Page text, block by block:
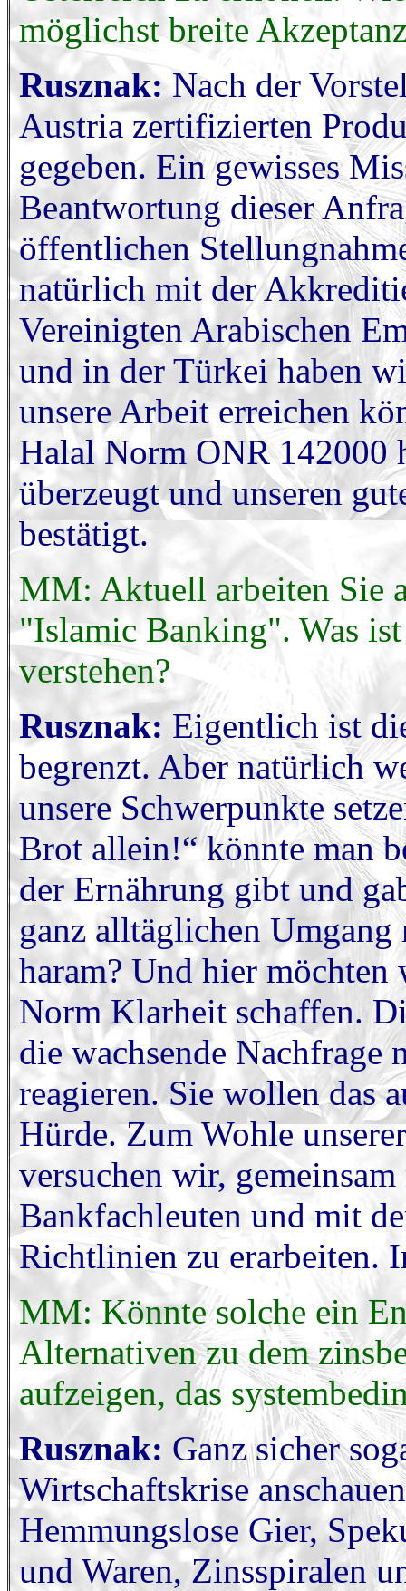
möglichst breite
Rusznak:Nach der
Austria zertifizierten
gegeben. Ein gewisses
Beantwortung dieser
öffentlichen
natürlich mit der
Vereinigten Arabischen
und in der Türkei haben
unsere Arbeit erreichen
Halal Norm ONR 142000
überzeugt und unseren
bestätigt.
MM: Aktuell arbeiten Sie
"Islamic Banking". Was
verstehen?
Rusznak: Eigentlich ist
begrenzt. Aber natürlich
unsere Schwerpunkte
Brot allein!“ könnte man
der Ernährung gibt und
ganz alltäglichen
haram? Und hier
Norm Klarheit schaffen.
die wachsende Nachfrage
reagieren. Sie wollen das
Hürde. Zum Wohle
versuchen wir,
Bankfachleuten und mit
Richtlinien zu erarbeiten.
MM: Könnte solche ein
Alternativen zu dem
aufzeigen, das
Rusznak: Ganz sicher
Wirtschaftskrise
Hemmungslose Gier,
und Waren, Zinsspiralen